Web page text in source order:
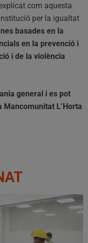
com aquesta
per la igualtat
basades en la
en la prevenció i
i de la violència
general i es pot
L’Horta